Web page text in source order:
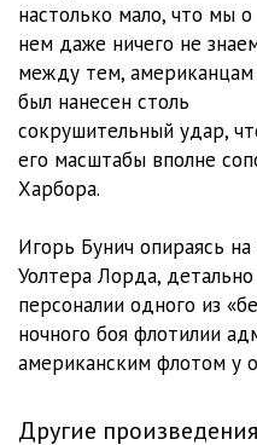
011 Глава 11
012 Глава 12
013 Глава 13
014 Глава 14
016 Глава 16
017 Глава 17
018 Глава 18
019 Послесловие
настолько мало, что мы о
нем даже ничего не
между тем, американцам
был нанесен столь
сокрушительный удар,
его масштабы вполне
Харбора.
Игорь Бунич опираясь
Уолтера Лорда,
персоналии одного из
ночного боя флотилии
американским флотом у
Другие